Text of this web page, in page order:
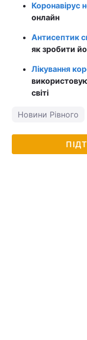
Коронавірус
онлайн
Антисептик
як зробити
Лікування
світі
Новини Рівного